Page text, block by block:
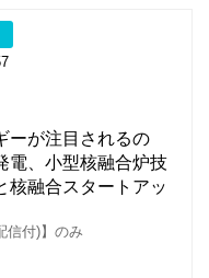
ーが注目されるの
電、小型核融合炉技
核融合スタートアッ
信付)】のみ